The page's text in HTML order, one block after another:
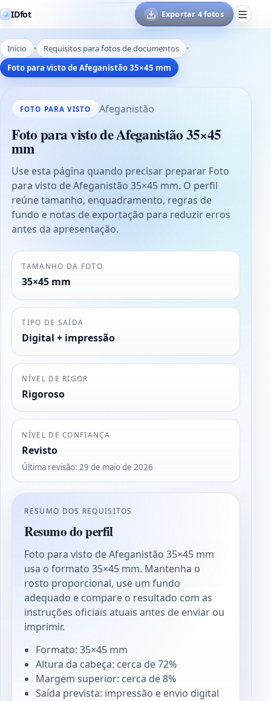
IDfot Exportar 4 fotos
Início
Requisitos para fotos de documentos
Foto para visto de Afeganistão 35×45 mm
FOTO PARA VISTO Afeganistão
Foto para visto de Afeganistão 35×45
mm
Use esta página quando precisar preparar Foto
para visto de Afeganistão 35×45 mm. O perfil
reúne tamanho, enquadramento, regras de
fundo e notas de exportação para reduzir erros
antes da apresentação.
TAMANHO DA FOTO
35×45 mm
TIPO DE SAÍDA
Digital + impressão
NÍVEL DE RIGOR
Rigoroso
NÍVEL DE CONFIANÇA
Revisto
Última revisão:29 de maio de 2026
RESUMO DOS REQUISITOS
Resumo do perfil
Foto para visto de Afeganistão 35×45 mm
usa o formato 35×45 mm. Mantenha o
rosto proporcional, use um fundo
adequado e compare o resultado com as
instruções oficiais atuais antes de enviar ou
imprimir.
Formato: 35×45 mm
Altura da cabeça: cerca de 72%
Margem superior: cerca de 8%
Saída prevista: impressão e envio digital